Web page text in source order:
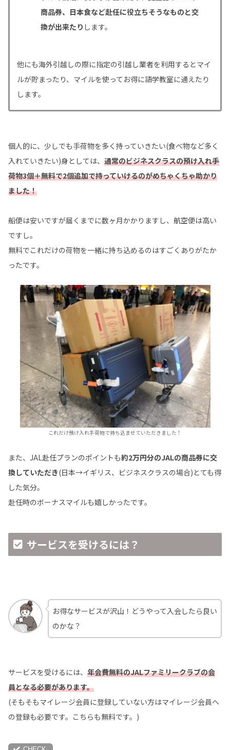
商品券、日本食など赴任に役立ちそうなものと交
換が出来たり します。
他にも海外引越しの際に指定の引越し業者を利用するとマイ
ルが貯まったり、マイルを使ってお得に語学教室に通えたり
します。
個人的に、少しでも手荷物を多く持っていきたい(食べ物など多く
入れていきたい)身としては、 通常のビジネスクラスの預け入れ手
荷物3個＋無料で2個追加で持っていけるのがめちゃくちゃ助かり
ました！
船便は安いですが届くまでに数ヶ月かかりますし、航空便は高い
ですし。
無料でこれだけの荷物を一緒に持ち込めるのはすごくありがたか
ったです。
これだけ預け入れ手荷物で持ち込ませていただきました！
また、JAL赴任プランのポイントも約2万円分のJALの商品券に交
換していただき(日本→イギリス、ビジネスクラスの場合)とても得
した気分。
赴任時のボーナスマイルも嬉しかったです。
サービスを受けるには？
お得なサービスが沢山！どうやって入会したら良い
のかな？
サービスを受けるには、 年会費無料のJALファミリークラブの会
員となる必要があります。
(そもそもマイレージ会員に登録していない方はマイレージ会員へ
の登録も必要です。こちらも無料です。)